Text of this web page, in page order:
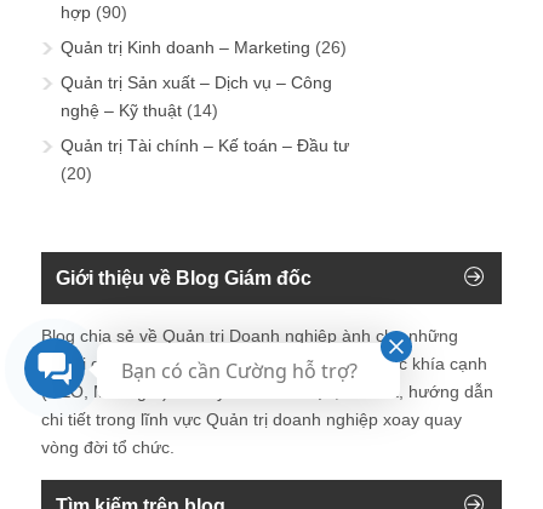
hợp (90)
Quản trị Kinh doanh – Marketing (26)
Quản trị Sản xuất – Dịch vụ – Công
nghệ – Kỹ thuật (14)
Quản trị Tài chính – Kế toán – Đầu tư
(20)
Giới thiệu về Blog Giám đốc
Blog chia sẻ về Quản trị Doanh nghiệp ành cho những
người quan tâm tới Doanh nghiệp với tất cả các khía cạnh
(CEO, Manager). Ở đây có các tài liệu, bài viết, hướng dẫn
chi tiết trong lĩnh vực Quản trị doanh nghiệp xoay quay
vòng đời tổ chức.
Bạn có cần Cường hỗ trợ?